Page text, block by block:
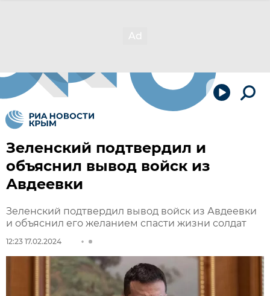
Зеленский подтвердил и
объяснил вывод войск из
Авдеевки
Зеленский подтвердил вывод войск из Авдеевки
и объяснил его желанием спасти жизни солдат
12:23 17.02.2024